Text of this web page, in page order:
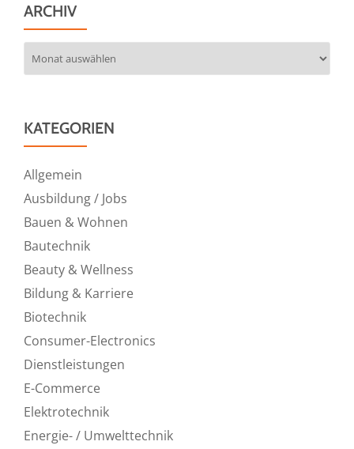
ARCHIV
KATEGORIEN
Allgemein
Ausbildung / Jobs
Bauen & Wohnen
Bautechnik
Beauty & Wellness
Bildung & Karriere
Biotechnik
Consumer-Electronics
Dienstleistungen
E-Commerce
Elektrotechnik
Energie- / Umwelttechnik